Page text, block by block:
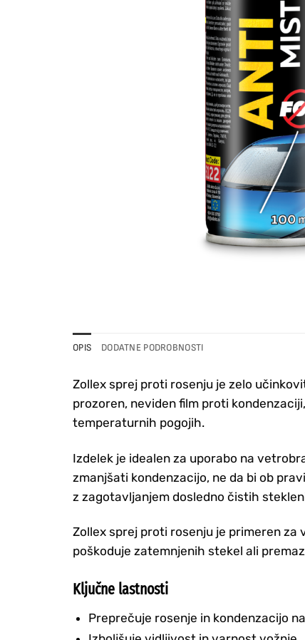
OPIS DODATNE PODROBNOSTI
Zollex sprej proti rosenju je zelo
prozoren, neviden film proti
temperaturnih pogojih.
Izdelek je idealen za uporabo na
zmanjšati kondenzacijo, ne da bi ob
z zagotavljanjem dosledno čistih
Zollex sprej proti rosenju je primeren
poškoduje zatemnjenih stekel ali
Ključne lastnosti
Preprečuje rosenje in kondenzacijo